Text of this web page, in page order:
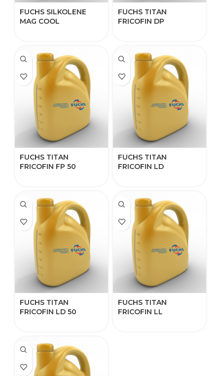
FUCHS SILKOLENE
MAG COOL
FUCHS TITAN
FRICOFIN DP
FUCHS TITAN
FRICOFIN FP 50
FUCHS TITAN
FRICOFIN LD
FUCHS TITAN
FRICOFIN LD 50
FUCHS TITAN
FRICOFIN LL